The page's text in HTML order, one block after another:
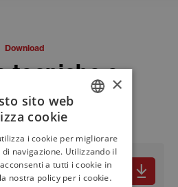
Download
tecniche e
ENGLISH
FRENCH
×
sito web
cookie
i cookie per migliorare
navigazione. Utilizzando il
a tutti i cookie in
nostra policy per i cookie.